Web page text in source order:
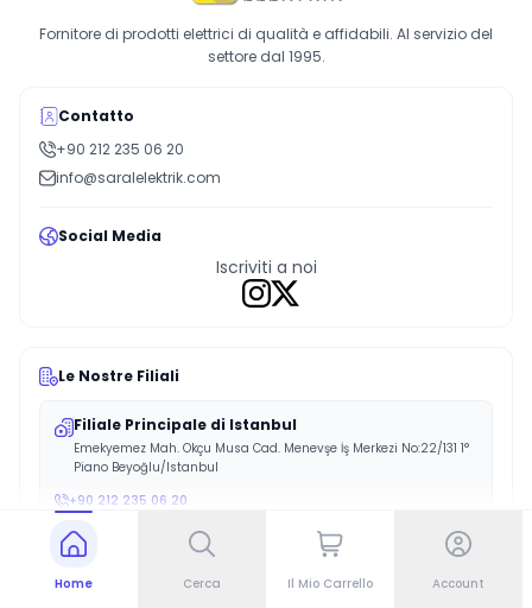
Home Cerca Il Mio Carrello Account
Fornitore di prodotti elettrici di qualità e affidabili. Al servizio del
settore dal 1995.
Contatto
+90 212 235 06 20
info@saralelektrik.com
Social Media
Iscriviti a noi
Le Nostre Filiali
Filiale Principale di Istanbul
Emekyemez Mah. Okçu Musa Cad. Menevşe İş Merkezi No:22/131 1°
Piano Beyoğlu/Istanbul
+90 212 235 06 20
Alaaddinbey Mah. 626. Sk. Sam Plaza 1 No: 22 Porta Interna No: